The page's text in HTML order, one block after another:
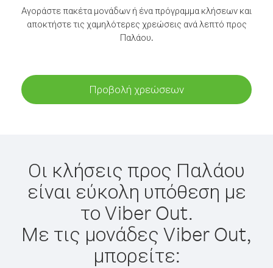
Αγοράστε πακέτα μονάδων ή ένα πρόγραμμα κλήσεων και
αποκτήστε τις χαμηλότερες χρεώσεις ανά λεπτό προς
Παλάου.
Προβολή χρεώσεων
Οι κλήσεις προς Παλάου
είναι εύκολη υπόθεση με
το Viber Out.
Με τις μονάδες Viber Out,
μπορείτε: